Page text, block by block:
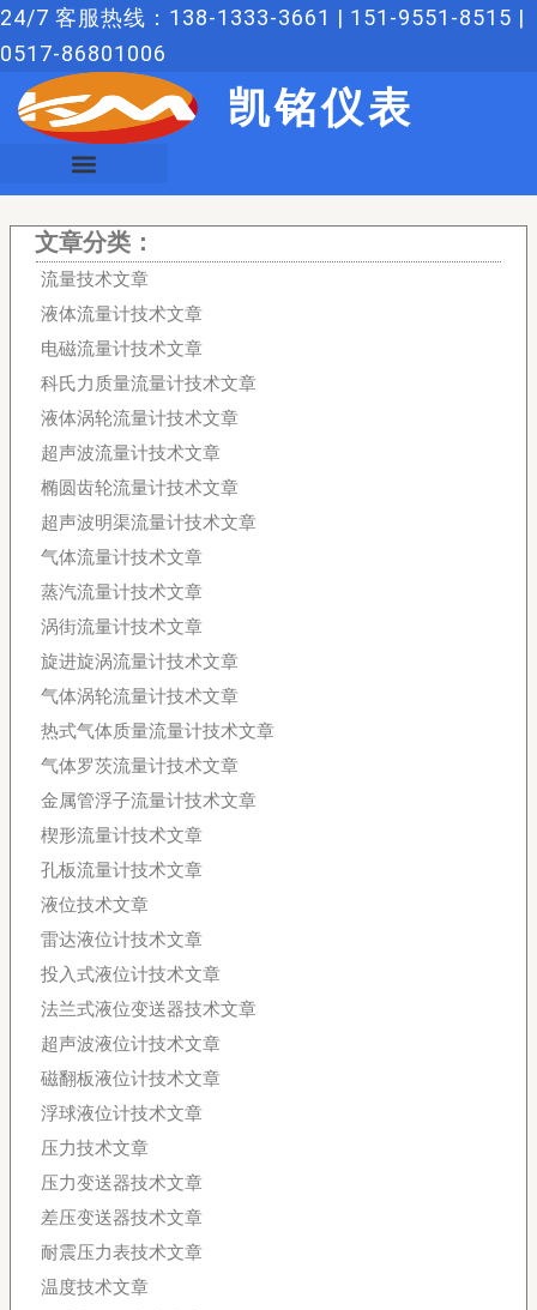
跳
至
24/7 客服热线：138-1333-3661 | 151-9551-8515 |
0517-86801006
凯铭仪表
文章分类：
流量技术文章
液体流量计技术文章
电磁流量计技术文章
科氏力质量流量计技术文章
液体涡轮流量计技术文章
超声波流量计技术文章
椭圆齿轮流量计技术文章
超声波明渠流量计技术文章
气体流量计技术文章
蒸汽流量计技术文章
涡街流量计技术文章
旋进旋涡流量计技术文章
气体涡轮流量计技术文章
热式气体质量流量计技术文章
气体罗茨流量计技术文章
金属管浮子流量计技术文章
楔形流量计技术文章
孔板流量计技术文章
液位技术文章
雷达液位计技术文章
投入式液位计技术文章
法兰式液位变送器技术文章
超声波液位计技术文章
磁翻板液位计技术文章
浮球液位计技术文章
压力技术文章
压力变送器技术文章
差压变送器技术文章
耐震压力表技术文章
温度技术文章